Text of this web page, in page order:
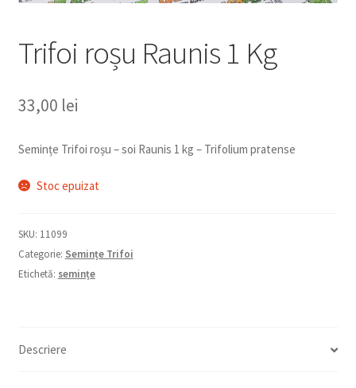
Trifoi roșu Raunis 1 Kg
33,00 lei
Semințe Trifoi roșu – soi Raunis 1 kg – Trifolium pratense
Stoc epuizat
SKU: 11099
Categorie: Semințe Trifoi
Etichetă: semințe
Descriere